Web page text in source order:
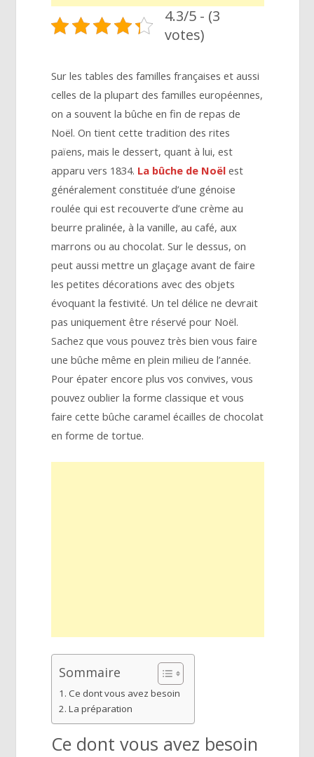
4.3/5 - (3
votes)
Sur les tables des familles françaises et aussi
celles de la plupart des familles européennes,
on a souvent la bûche en fin de repas de
Noël. On tient cette tradition des rites
païens, mais le dessert, quant à lui, est
apparu vers 1834. La bûche de Noël est
généralement constituée d’une génoise
roulée qui est recouverte d’une crème au
beurre pralinée, à la vanille, au café, aux
marrons ou au chocolat. Sur le dessus, on
peut aussi mettre un glaçage avant de faire
les petites décorations avec des objets
évoquant la festivité. Un tel délice ne devrait
pas uniquement être réservé pour Noël.
Sachez que vous pouvez très bien vous faire
une bûche même en plein milieu de l’année.
Pour épater encore plus vos convives, vous
pouvez oublier la forme classique et vous
faire cette bûche caramel écailles de chocolat
en forme de tortue.
Sommaire
Ce dont vous avez besoin
La préparation
Ce dont vous avez besoin